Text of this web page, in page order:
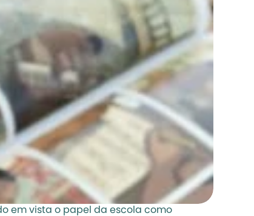
em vista o papel da escola como